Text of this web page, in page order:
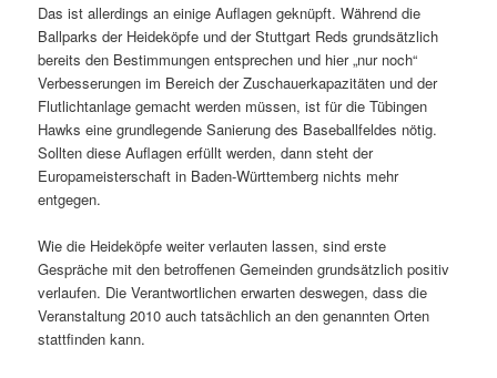
Das ist allerdings an einige Auflagen geknüpft. Während die
Ballparks der Heideköpfe und der Stuttgart Reds grundsätzlich
bereits den Bestimmungen entsprechen und hier „nur noch“
Verbesserungen im Bereich der Zuschauerkapazitäten und der
Flutlichtanlage gemacht werden müssen, ist für die Tübingen
Hawks eine grundlegende Sanierung des Baseballfeldes nötig.
Sollten diese Auflagen erfüllt werden, dann steht der
Europameisterschaft in Baden-Württemberg nichts mehr
entgegen.
Wie die Heideköpfe weiter verlauten lassen, sind erste
Gespräche mit den betroffenen Gemeinden grundsätzlich positiv
verlaufen. Die Verantwortlichen erwarten deswegen, dass die
Veranstaltung 2010 auch tatsächlich an den genannten Orten
stattfinden kann.